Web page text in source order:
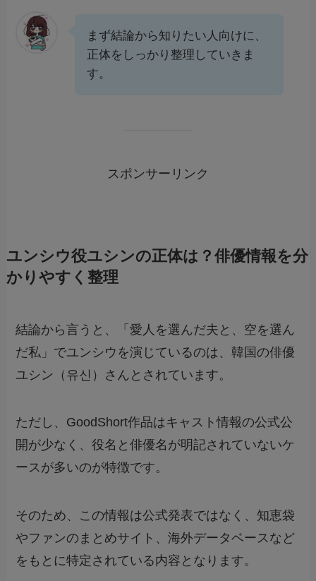
まず結論から知りたい人向けに、
正体をしっかり整理していきま
す。
スポンサーリンク
ユンシウ役ユシンの正体は？俳優情報を分
かりやすく整理
結論から言うと、「愛人を選んだ夫と、空を選ん
だ私」でユンシウを演じているのは、韓国の俳優
ユシン（유신）さんとされています。
ただし、GoodShort作品はキャスト情報の公式公
開が少なく、役名と俳優名が明記されていないケ
ースが多いのが特徴です。
そのため、この情報は公式発表ではなく、知恵袋
やファンのまとめサイト、海外データベースなど
をもとに特定されている内容となります。